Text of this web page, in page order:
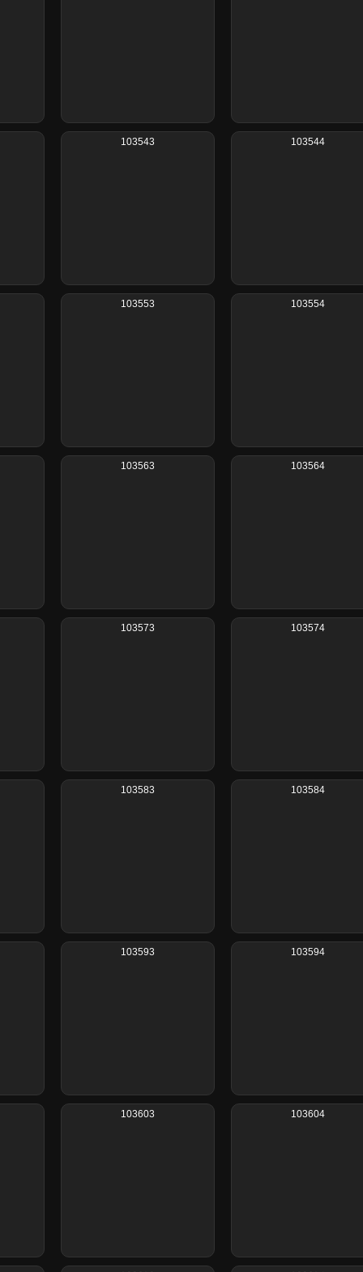
103543 103544
103553 103554
103563 103564
103573 103574
103583 103584
103593 103594
103603 103604